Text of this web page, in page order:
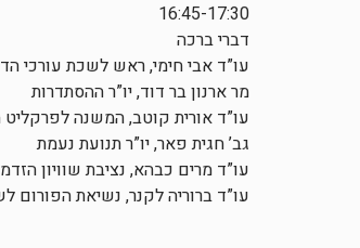
16:45-17:30
דברי ברכה
עו”ד אבי חימי, ראש לשכת עורכי
מר ארנון בר דוד, יו”ר ההסתדרות
עו”ד אורית קוטב, המשנה לפרקליט
גב’ חגית פאר, יו”ר תנועת נעמת
עו”ד מרים כבהא, נציבת שוויון
עו”ד ברוריה לקנר, נשיאת הפורום